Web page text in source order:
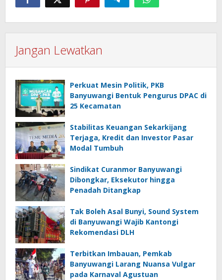
Jangan Lewatkan
Perkuat Mesin Politik, PKB
Banyuwangi Bentuk Pengurus DPAC di
25 Kecamatan
Stabilitas Keuangan Sekarkijang
Terjaga, Kredit dan Investor Pasar
Modal Tumbuh
Sindikat Curanmor Banyuwangi
Dibongkar, Eksekutor hingga
Penadah Ditangkap
Tak Boleh Asal Bunyi, Sound System
di Banyuwangi Wajib Kantongi
Rekomendasi DLH
Terbitkan Imbauan, Pemkab
Banyuwangi Larang Nuansa Vulgar
pada Karnaval Agustuan